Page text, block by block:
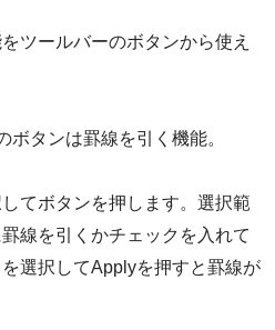
ツールバーのボタンから使え
ボタンは罫線を引く機能。
てボタンを押します。選択範
線を引くかチェックを入れて
選択してApplyを押すと罫線が